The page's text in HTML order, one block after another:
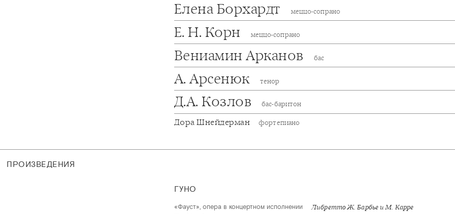
Елена Борхардт меццо-сопрано
Е. Н. Корн меццо-сопрано
Вениамин Арканов бас
А. Арсенюк тенор
Д.А. Козлов бас-баритон
Дора Шнейдерман фортепиано
ПРОИЗВЕДЕНИЯ
ГУНО
«Фауст», опера в концертном исполнении
Либретто Ж. Барбье и М. Карре